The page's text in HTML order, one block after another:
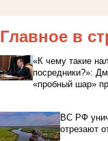
Главное в
«К чему такие
посредники?»:
«пробный шар»
ВС РФ
отрезают